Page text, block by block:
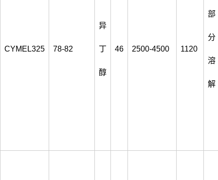
CYMEL325 78-82
异
丁
醇
46 2500-4500 1120
部
分
溶
解